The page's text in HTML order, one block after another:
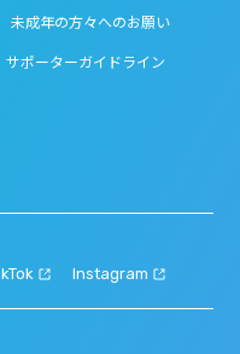
未成年の方々へのお願い
サポーターガイドライン
Instagram